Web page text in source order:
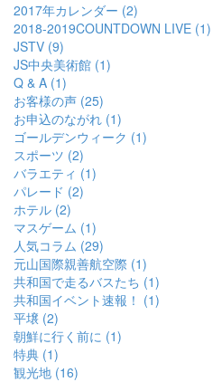
2017年カレンダー (2)
2018-2019COUNTDOWN LIVE (1)
JSTV (9)
JS中央美術館 (1)
Q & A (1)
お客様の声 (25)
お申込のながれ (1)
ゴールデンウィーク (1)
スポーツ (2)
バラエティ (1)
パレード (2)
ホテル (2)
マスゲーム (1)
人気コラム (29)
元山国際親善航空際 (1)
共和国で走るバスたち (1)
共和国イベント速報！ (1)
平壌 (2)
朝鮮に行く前に (1)
特典 (1)
観光地 (16)